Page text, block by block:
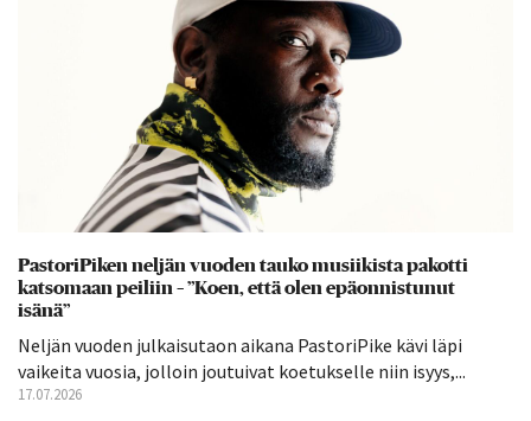
PastoriPiken neljän vuoden tauko musiikista pakotti
katsomaan peiliin – ”Koen, että olen epäonnistunut
isänä”
Neljän vuoden julkaisutaon aikana PastoriPike kävi läpi
vaikeita vuosia, jolloin joutuivat koetukselle niin isyys,...
17.07.2026